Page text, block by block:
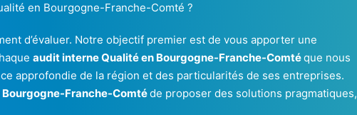
en Bourgogne-Franche-Comté ?
d’évaluer. Notre objectif premier est de vous apporter une
audit interne Qualité en Bourgogne-Franche-Comtéque nous
approfondie de la région et des particularités de ses entreprises.
Franche-Comtéde proposer des solutions pragmatiques,